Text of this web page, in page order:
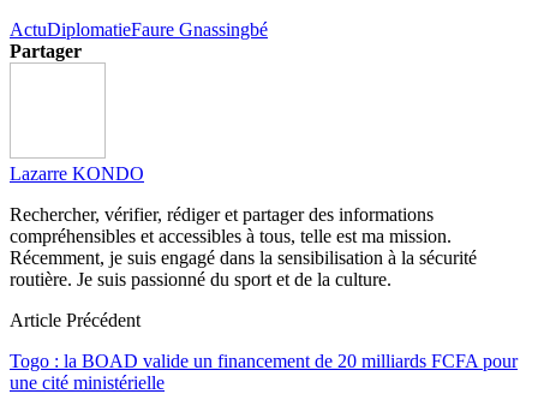
ActuDiplomatieFaure Gnassingbé
Partager
Lazarre KONDO
Rechercher, vérifier, rédiger et partager des informations
compréhensibles et accessibles à tous, telle est ma mission.
Récemment, je suis engagé dans la sensibilisation à la sécurité
routière. Je suis passionné du sport et de la culture.
Article Précédent
Togo : la BOAD valide un financement de 20 milliards FCFA pour
une cité ministérielle